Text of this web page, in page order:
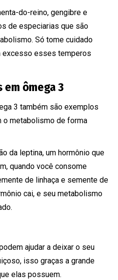
do-reino, gengibre e
de especiarias que são
Só tome cuidado
excesso esses temperos
ômega 3
3 também são exemplos
o metabolismo de forma
da leptina, um hormônio que
quando você consome
de linhaça e semente de
cai, e seu metabolismo
ajudar a deixar o seu
isso graças a grande
elas possuem.